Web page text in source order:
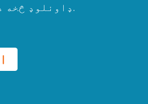
ډاونلوډ څخه د حکومت غوښتنه کوي.